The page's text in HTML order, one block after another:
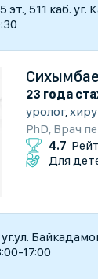
эт., 511 каб.
23 года
уролог,
PhD, Врач
4.7
Для
17:00